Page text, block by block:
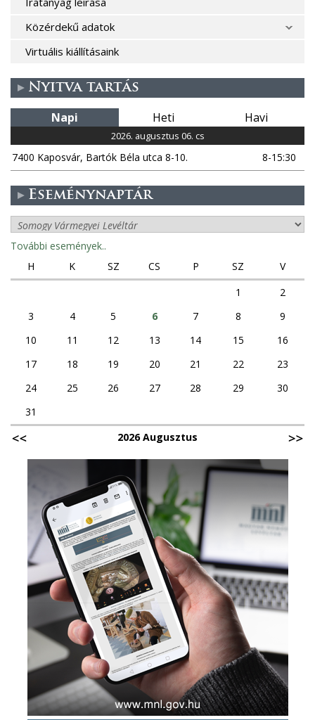
Közérdekű adatok
Virtuális kiállításaink
Nyitva tartás
Napi Heti Havi
2026. augusztus 06. cs
7400 Kaposvár, Bartók Béla utca 8-10. 8-15:30
Eseménynaptár
További események..
H
K SZ CS P SZ
V
1
2
3
4 5 6 7 8
9
10
11 12 13 14 15
16
17
18 19 20 21 22
23
24
25 26 27 28 29
30
31
2026 Augusztus